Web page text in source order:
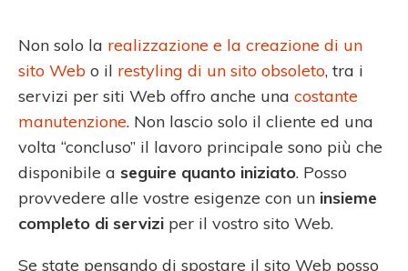
Non solo la realizzazione e la creazione di un
sito Web o il restyling di un sito obsoleto, tra i
servizi per siti Web offro anche una costante
manutenzione. Non lascio solo il cliente ed una
volta “concluso” il lavoro principale sono più che
disponibile a seguire quanto iniziato. Posso
provvedere alle vostre esigenze con un insieme
completo di servizi per il vostro sito Web.
Se state pensando di spostare il sito Web posso